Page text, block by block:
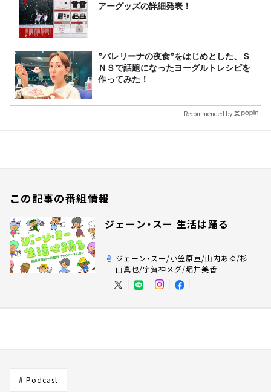
アーグッズの詳細発表！
”バレリーナの夜食”をはじめとした、Ｓ
ＮＳで話題になったヨーグルトレシピを
作ってみた！
Recommended by
この記事の番組情報
ジェーン・スー 生活は踊る
ジェーン・スー/小笠原亘/山内あゆ/杉
山真也/宇賀神メグ/堀井美香
# Podcast